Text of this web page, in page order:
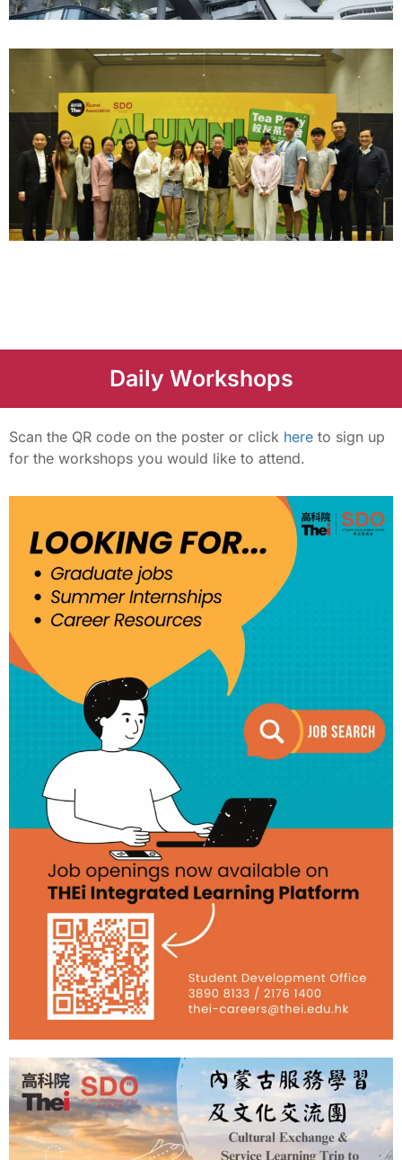
Daily Workshops
Scan the QR code on the poster or click here to sign up
for the workshops you would like to attend.